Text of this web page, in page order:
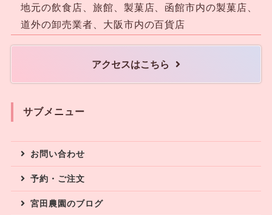
地元の飲食店、旅館、製菓店、函館市内の製菓店、
道外の卸売業者、大阪市内の百貨店
アクセスはこちら
サブメニュー
お問い合わせ
予約・ご注文
宮田農園のブログ